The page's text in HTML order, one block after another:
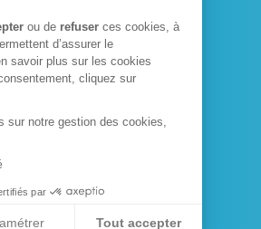
ou de refuser ces cookies, à
d’assurer le
savoir plus sur les cookies
cliquez sur
sur notre gestion des cookies,
par
Tout accepter
DPO externalisé
RSSI externalisé
Formation e-learning
Formation Cybersécurité